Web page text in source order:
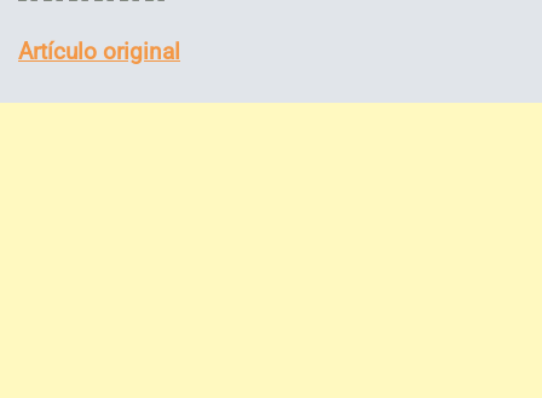
Artículo original